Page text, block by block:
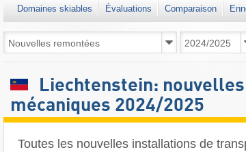
Domaines skiables Évaluations Comparaison
Liechtenstein:
mécaniques 2024/2025
Toutes les nouvelles installations de